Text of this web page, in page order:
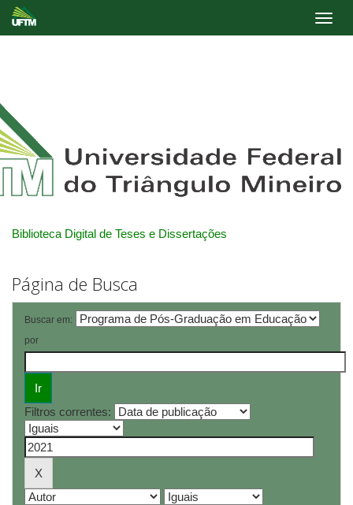
Biblioteca Digital de Teses e Dissertações
Página de Busca
Buscar em:
por
Filtros correntes: